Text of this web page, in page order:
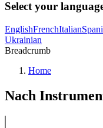
Select your
EnglishFrenchItalian
Ukrainian
Breadcrumb
Home
Nach